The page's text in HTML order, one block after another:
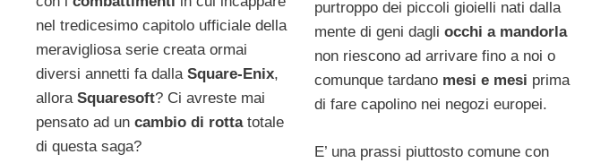
nel tredicesimo capitolo ufficiale della
meravigliosa serie creata ormai
diversi annetti fa dalla Square-Enix,
allora Squaresoft? Ci avreste mai
pensato ad un cambio di rottatotale
di questa saga?
purtroppo dei piccoli gioielli nati dalla
mente di geni dagli occhi a mandorla
non riescono ad arrivare fino a noi o
comunque tardano mesi e mesi prima
di fare capolino nei negozi europei.
E’ una prassi piuttosto comune con